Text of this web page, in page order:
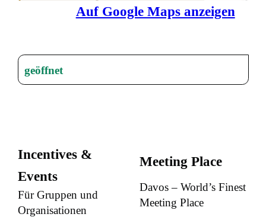
Auf Google Maps anzeigen
geöffnet
Incentives &
Events
Für Gruppen und
Organisationen
Meeting Place
Davos – World’s Finest
Meeting Place